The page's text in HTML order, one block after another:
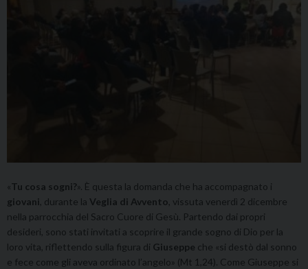
«Tu cosa sogni?». È questa la domanda che ha accompagnato i
giovani , durante la Veglia di Avvento , vissuta venerdì 2 dicembre
nella parrocchia del Sacro Cuore di Gesù. Partendo dai propri
desideri, sono stati invitati a scoprire il grande sogno di Dio per la
loro vita, riflettendo sulla figura di Giuseppe che «si destò dal sonno
e fece come gli aveva ordinato l’angelo» (Mt 1,24). Come Giuseppe si